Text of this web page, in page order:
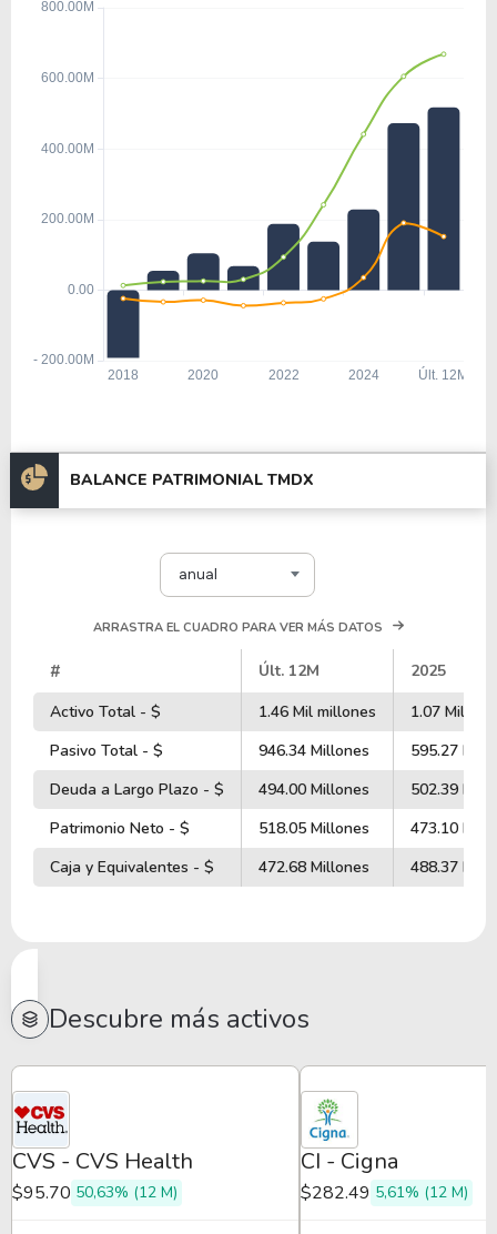
BALANCE PATRIMONIAL TMDX
anual
ARRASTRA EL CUADRO PARA VER MÁS DATOS
# Últ. 12M
2025
Activo Total - $
1.46 Mil millones
1.07 Mil
Pasivo Total - $
946.34 Millones
595.27
Deuda a Largo Plazo - $
494.00 Millones
502.39
Patrimonio Neto - $
518.05 Millones
473.10
Caja y Equivalentes - $
472.68 Millones 488.37
Descubre más activos
CVS - CVS Health
$95.70 50,63% (12 M)
CI - Cigna
$282.49 5,61% (12 M)